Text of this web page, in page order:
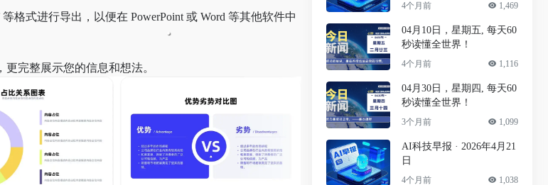
格式进行导出，以便在 PowerPoint 或 Word 等其他软件中
完整展示您的信息和想法。
4个月前 1,469
04月10日，星期五, 每天60
秒读懂全世界！
4个月前 1,116
04月30日，星期四, 每天60
秒读懂全世界！
3个月前 1,099
AI科技早报 · 2026年4月21
日
4个月前 1,038